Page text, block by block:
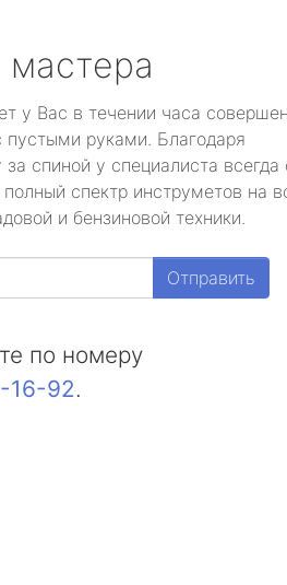
мастера
у Вас в течении часа
пустыми руками. Благодаря
спиной у специалиста всегда
спектр инструметов на
и бензиновой техники.
Отправить
по номеру
16-92.